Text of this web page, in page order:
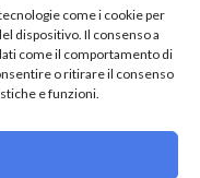
come i cookie per
dispositivo. Il consenso a
come il comportamento di
o ritirare il consenso
e funzioni.